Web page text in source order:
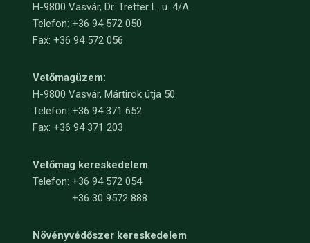
H-9800 Vasvár, Dr. Tretter L. u. 4/A
Telefon: +36 94 572 050
Fax: +36 94 572 056
Vetőmagüzem:
H-9800 Vasvár, Mártirok útja 50.
Telefon: +36 94 371 652
Fax: +36 94 371 203
Vetőmag kereskedelem
Telefon: +36 94 572 054
+36 30 9572 888
Növényvédőszer kereskedelem